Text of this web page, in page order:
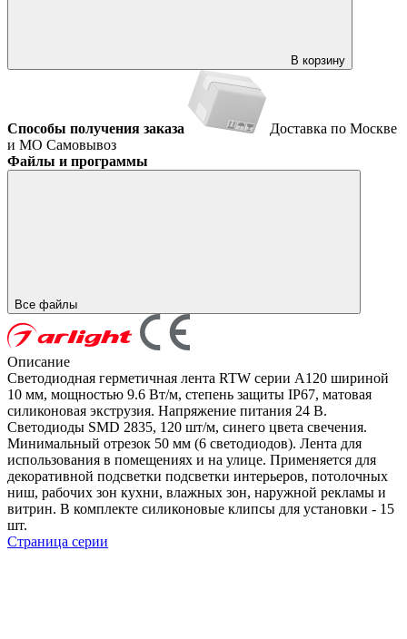
В корзину
Способы получения заказа
Доставка по Москве
и МО Самовывоз
Файлы и программы
Все файлы
Описание
Светодиодная герметичная лента RTW серии A120 шириной
10 мм, мощностью 9.6 Вт/м, степень защиты IP67, матовая
силиконовая экструзия. Напряжение питания 24 В.
Светодиоды SMD 2835, 120 шт/м, синего цвета свечения.
Минимальный отрезок 50 мм (6 светодиодов). Лента для
использования в помещениях и на улице. Применяется для
декоративной подсветки подсветки интерьеров, потолочных
ниш, рабочих зон кухни, влажных зон, наружной рекламы и
витрин. В комплекте силиконовые клипсы для установки - 15
шт.
Страница серии